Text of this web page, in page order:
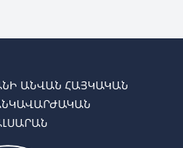
ԱՆՎԱՆ ՀԱՅԿԱԿԱՆ